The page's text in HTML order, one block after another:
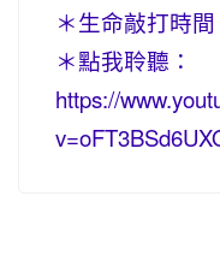
＊生命敲打時間
＊點我聆聽：
https://